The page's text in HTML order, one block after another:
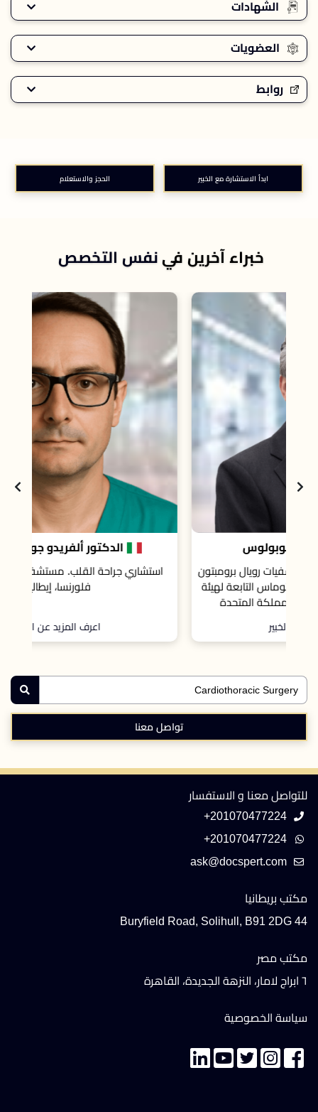
الشهادات
العضويات
روابط
ابدأ الاستشارة مع الخبير الحجز والاستعلام
خبراء آخرين في نفس التخصص
الدكتور ألفريدو جوزيبي سيريلو
استشاري جراحة القلب. مستشفى جامعة كاريجي،
تواصل معنا
للتواصل معنا و الاستفسار
+201070477224
+201070477224
مكتب بريطانيا
44 Buryfield Road, Solihull, B91 2DG
مكتب مصر
٦ ابراج لامار، النزهة الجديدة، القاهرة
سياسة الخصوصية